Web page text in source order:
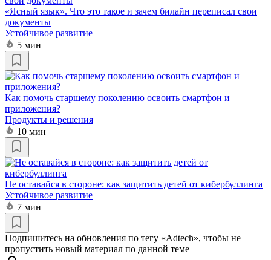
«Ясный язык». Что это такое и зачем билайн переписал свои
документы
Устойчивое развитие
5 мин
Как помочь старшему поколению освоить смартфон и
приложения?
Продукты и решения
10 мин
Не оставайся в стороне: как защитить детей от кибербуллинга
Устойчивое развитие
7 мин
Подпишитесь на обновления по тегу «Adtech», чтобы не
пропустить новый материал по данной теме